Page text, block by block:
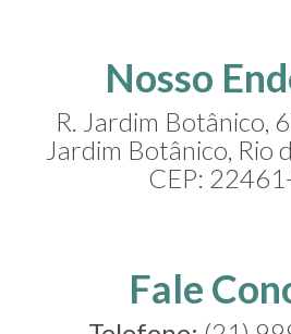
Nosso
R. Jardim Botânico,
Jardim Botânico, Rio
CEP:
Fale